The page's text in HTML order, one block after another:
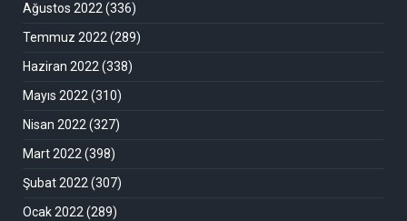
Ağustos 2022(336)
Temmuz 2022(289)
Haziran 2022(338)
Mayıs 2022(310)
Nisan 2022(327)
Mart 2022(398)
Şubat 2022(307)
Ocak 2022(289)